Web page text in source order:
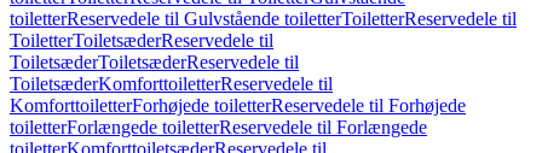
toiletterReservedele til Gulvstående toiletterToiletterReservedele til
ToiletterToiletsæderReservedele til
ToiletsæderToiletsæderReservedele til
ToiletsæderKomforttoiletterReservedele til
KomforttoiletterForhøjede toiletterReservedele til Forhøjede
toiletterForlængede toiletterReservedele til Forlængede
toiletterKomforttoiletsæderReservedele til